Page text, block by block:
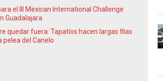
el III Mexican International Challenge
Guadalajara
quedar fuera: Tapatíos hacen largas filas
pelea del Canelo